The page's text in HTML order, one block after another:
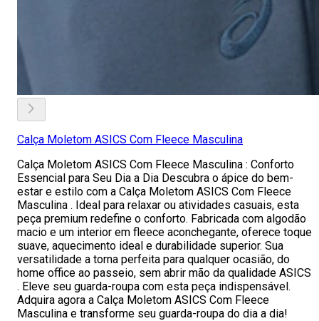
Calça Moletom ASICS Com Fleece Masculina
Calça Moletom ASICS Com Fleece Masculina : Conforto
Essencial para Seu Dia a Dia Descubra o ápice do bem-
estar e estilo com a Calça Moletom ASICS Com Fleece
Masculina . Ideal para relaxar ou atividades casuais, esta
peça premium redefine o conforto. Fabricada com algodão
macio e um interior em fleece aconchegante, oferece toque
suave, aquecimento ideal e durabilidade superior. Sua
versatilidade a torna perfeita para qualquer ocasião, do
home office ao passeio, sem abrir mão da qualidade ASICS
. Eleve seu guarda-roupa com esta peça indispensável.
Adquira agora a Calça Moletom ASICS Com Fleece
Masculina e transforme seu guarda-roupa do dia a dia!